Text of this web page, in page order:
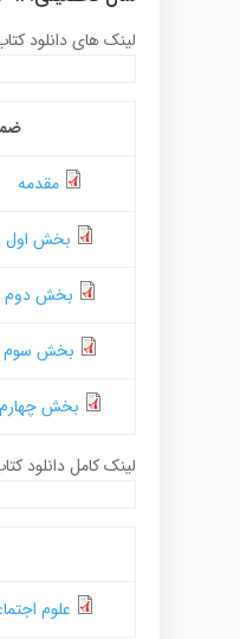
لینک های دانلود
مقدمه
بخش اول
بخش دوم
بخش سوم
بخش چهارم
لینک کامل دانلود
علوم